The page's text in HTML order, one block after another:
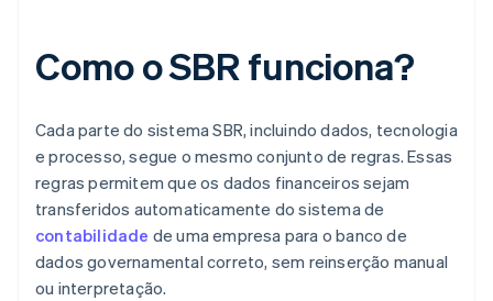
Como o SBR funciona?
Cada parte do sistema SBR, incluindo dados, tecnologia
e processo, segue o mesmo conjunto de regras. Essas
regras permitem que os dados financeiros sejam
transferidos automaticamente do sistema de
contabilidade de uma empresa para o banco de
dados governamental correto, sem reinserção manual
ou interpretação.